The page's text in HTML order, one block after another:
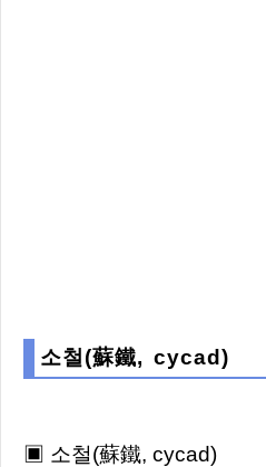
소철(蘇鐵, cycad)
▣ 소철(蘇鐵, cycad)